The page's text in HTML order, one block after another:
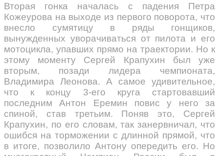
Вторая гонка началась с падения Петра
Кожеурова на выходе из первого поворота, что
внесло сумятицу в ряды гонщиков,
вынужденных уворачиваться от пилота и его
мотоцикла, упавших прямо на траектории. Но к
этому моменту Сергей Крапухин был уже
вторым, позади лидера чемпионата,
Владимира Леонова. А самое удивительное,
что к концу 3-его круга стартовавший
последним Антон Еремин повис у него за
спиной, став третьим. Поняв это, Сергей
Крапухин, по его словам, так занервничал, что
ошибся на торможении с длинной прямой, что
в итоге, позволило Антону опередить его. Но